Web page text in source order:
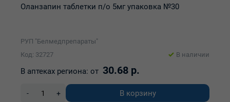
Оланзапин таблетки п/о 5мг упаковка №30
РУП "Белмедпрепараты"
Код: 32727
В наличии
В аптеках региона: от 30.68 р.
- + В корзину